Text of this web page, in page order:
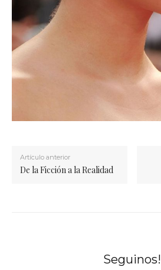
Artículo anterior
De la Ficción a la Realidad
Seguinos!